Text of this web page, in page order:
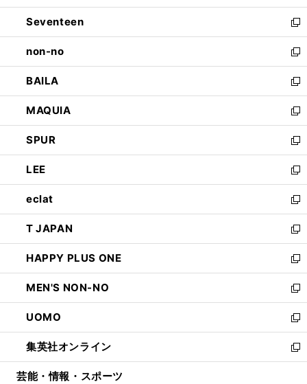
開
く
ウ
で
開
く
ン
ド
ウ
で
開
く
Seventeen
新
し
い
ウ
ィ
ン
ド
ウ
で
開
く
non-no
新
し
い
ウ
ィ
ン
ド
ウ
で
開
く
BAILA
新
し
い
ウ
ィ
ン
ド
ウ
で
開
く
MAQUIA
新
し
い
ウ
ィ
ン
ド
ウ
で
開
く
SPUR
新
し
い
ウ
ィ
ン
ド
ウ
で
開
く
LEE
新
し
い
ウ
ィ
ン
ド
ウ
で
開
く
eclat
新
し
い
ウ
ィ
ン
ド
ウ
で
開
く
T JAPAN
新
し
い
ウ
ィ
ン
ド
ウ
で
開
HAPPY PLUS ONE
新
し
い
ウ
ィ
ン
ド
ウ
MEN'S NON-NO
新
し
い
ウ
ィ
ン
UOMO
新
し
い
ウ
集英社オンライン
新
し
芸能・情報・スポーツ